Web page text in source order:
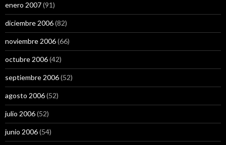
enero 2007(91)
diciembre 2006(82)
noviembre 2006(66)
octubre 2006(42)
septiembre 2006(52)
agosto 2006(52)
julio 2006(52)
junio 2006(54)